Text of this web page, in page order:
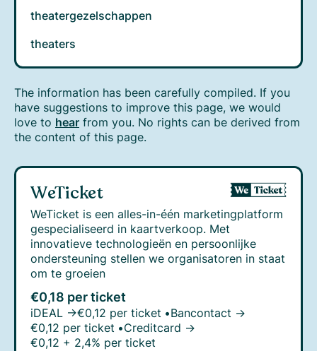
theatergezelschappen
theaters
The information has been carefully compiled. If you
have suggestions to improve this page, we would
love to hear from you. No rights can be derived from
the content of this page.
WeTicket
WeTicket is een alles-in-één marketingplatform
gespecialiseerd in kaartverkoop. Met
innovatieve technologieën en persoonlijke
ondersteuning stellen we organisatoren in staat
om te groeien
€0,18 per ticket
iDEAL →€0,12 per ticket •Bancontact →
€0,12 per ticket •Creditcard →
€0,12 + 2,4% per ticket